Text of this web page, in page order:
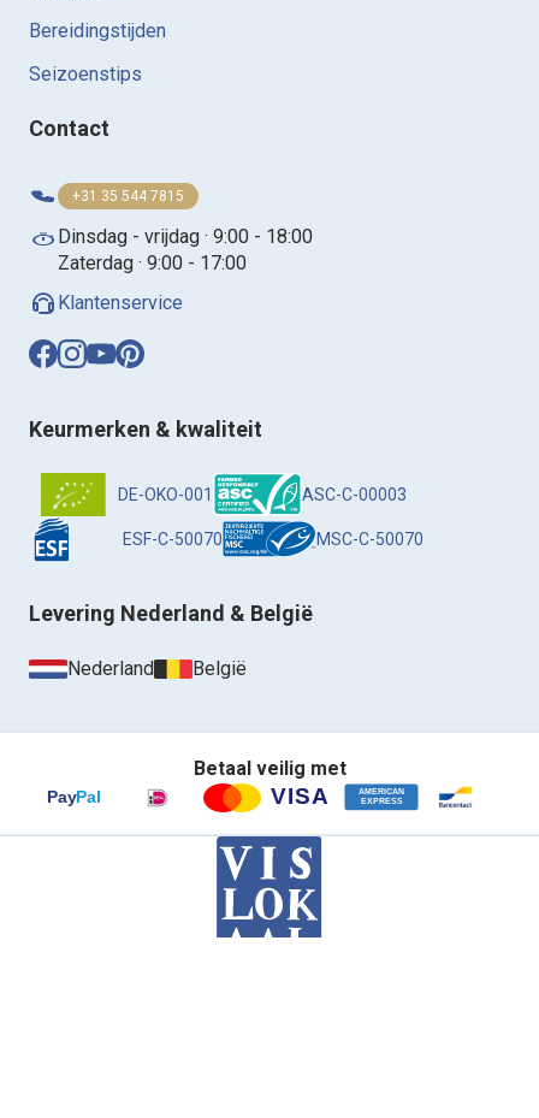
Bereidingstijden
Seizoenstips
Contact
+31 35 544 7815
Dinsdag - vrijdag · 9:00 - 18:00
Zaterdag · 9:00 - 17:00
Klantenservice
Keurmerken & kwaliteit
DE-OKO-001 ASC-C-00003
ESF-C-50070 MSC-C-50070
Levering Nederland & België
Nederland België
Betaal veilig met